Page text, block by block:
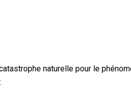
naturelle pour le